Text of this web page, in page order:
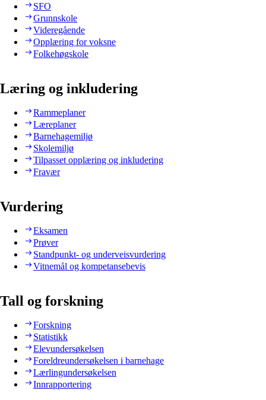
SFO
Grunnskole
Videregående
Opplæring for voksne
Folkehøgskole
Læring og inkludering
Rammeplaner
Læreplaner
Barnehagemiljø
Skolemiljø
Tilpasset opplæring og inkludering
Fravær
Vurdering
Eksamen
Prøver
Standpunkt- og underveisvurdering
Vitnemål og kompetansebevis
Tall og forskning
Forskning
Statistikk
Elevundersøkelsen
Foreldreundersøkelsen i barnehage
Lærlingundersøkelsen
Innrapportering